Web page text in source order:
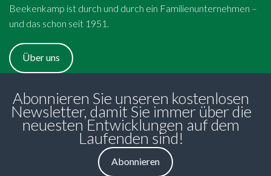
Beekenkamp ist durch und durch ein Familienunternehmen –
und das schon seit 1951.
Über uns
Abonnieren Sie unseren kostenlosen
Newsletter, damit Sie immer über die
neuesten Entwicklungen auf dem
Laufenden sind!
Abonnieren